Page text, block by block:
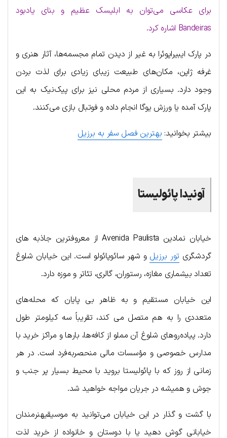
برای عکاسی می‌توان به ابلیسک عظیم و بنای یادبود
Bandeiras اشاره کرد.
در پارک ایبیراپوئرا به غیر از دیدن تمام مجسمه‌ها، آثار هنری و
غرفه ژاپن، مکان‌های طبیعت زیبای زیادی برای لذت بردن
وجود دارد. بسیاری از مردم محلی نیز برای پیک‌نیک به این
پارک آمده یا ورزش یوگا انجام داده و فوتبال بازی می‌کنند.
بیشتر بخوانید: بهترین فصل سفر به برزیل
آونیدا پائولیستا
خیابان نمادین Avenida Paulista از معروفترین جاذبه های
گردشگری تور برزیل و شهر سائوپائولو است. این خیابان شلوغ
تعداد بیشماری مغازه، رستوران، گالری، تئاتر و موزه دارد.
این خیابان مستقیم و به ظاهر بی پایان که محله‌های
متعددی را به هم متصل می کند، تقریباً سه کیلومتر طول
دارد. پیاده‌روهای شلوغ آن مملو از کافه‌ها، بارها و مراکز خرید با
مدارس خصوصی و مؤسسات مالی منحصربه‌فرد است. در هر
زمانی از روز که با پائولیستا بروید با محیط بسیار پر جنب و
جوش و همیشه در جریان مواجه خواهید شد.
با گشت و گذار در این خیابان می‌توانید به موسیقیهنرمندان
خیابانی گوش دهید یا با دوستان و خانواده از خرید لذت